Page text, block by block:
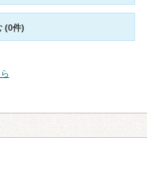
(0件)